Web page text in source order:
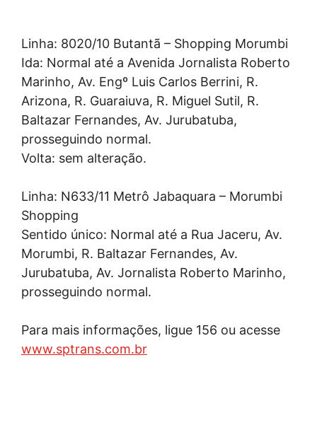
Linha: 8020/10 Butantã – Shopping Morumbi
Ida: Normal até a Avenida Jornalista Roberto
Marinho, Av. Engº Luis Carlos Berrini, R.
Arizona, R. Guaraiuva, R. Miguel Sutil, R.
Baltazar Fernandes, Av. Jurubatuba,
prosseguindo normal.
Volta: sem alteração.
Linha: N633/11 Metrô Jabaquara – Morumbi
Shopping
Sentido único: Normal até a Rua Jaceru, Av.
Morumbi, R. Baltazar Fernandes, Av.
Jurubatuba, Av. Jornalista Roberto Marinho,
prosseguindo normal.
Para mais informações, ligue 156 ou acesse
www.sptrans.com.br